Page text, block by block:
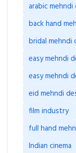
arabic
back hand
bridal mehndi
easy mehndi
easy mehndi
eid mehndi
film industry
full hand
Indian cinema